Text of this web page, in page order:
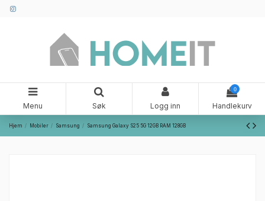
Menu Søk Logg inn
0
Handlekurv
Hjem Mobiler Samsung Samsung Galaxy S25 5G 12GB RAM 128GB